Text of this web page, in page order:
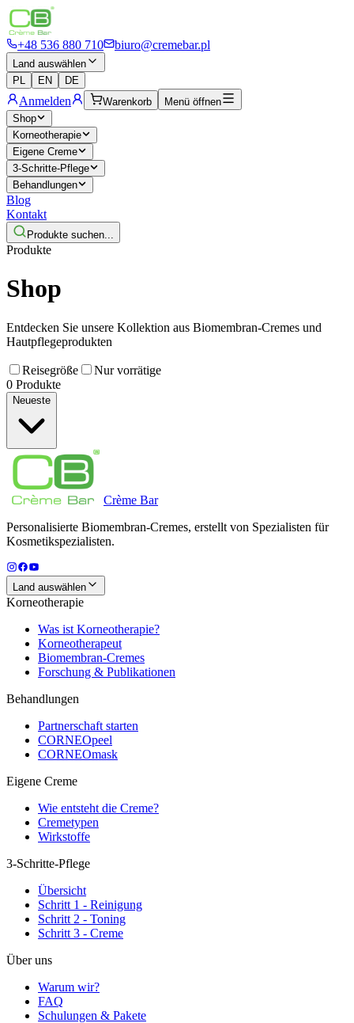
+48 536 880 710 biuro@cremebar.pl
Land auswählen
PL
EN DE
Anmelden Warenkorb
Menü öffnen
Shop
Korneotherapie
Eigene Creme
3-Schritte-Pflege
Behandlungen
Blog
Kontakt
Produkte suchen...
Produkte
Shop
Entdecken Sie unsere Kollektion aus Biomembran-Cremes und
Hautpflegeprodukten
Reisegröße
Nur vorrätige
0 Produkte
Neueste
Crème Bar
Personalisierte Biomembran-Cremes, erstellt von Spezialisten für
Kosmetikspezialisten.
Land auswählen
Korneotherapie
Was ist Korneotherapie?
Korneotherapeut
Biomembran-Cremes
Forschung & Publikationen
Behandlungen
Partnerschaft starten
CORNEOpeel
CORNEOmask
Eigene Creme
Wie entsteht die Creme?
Cremetypen
Wirkstoffe
3-Schritte-Pflege
Übersicht
Schritt 1 - Reinigung
Schritt 2 - Toning
Schritt 3 - Creme
Über uns
Warum wir?
FAQ
Schulungen & Pakete